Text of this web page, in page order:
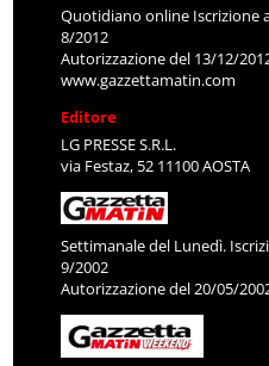
Quotidiano online Iscrizione
8/2012
Autorizzazione del 13/12/
www.gazzettamatin.com
Editore
LG PRESSE S.R.L.
via Festaz, 52 11100 AOSTA
Settimanale del Lunedì.
9/2002
Autorizzazione del 20/05/